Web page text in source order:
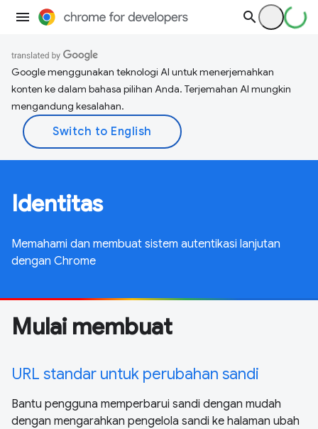
Google menggunakan teknologi AI untuk menerjemahkan
konten ke dalam bahasa pilihan Anda. Terjemahan AI mungkin
mengandung kesalahan.
Identitas
Memahami dan membuat sistem autentikasi lanjutan
dengan Chrome
Mulai membuat
URL standar untuk perubahan sandi
Bantu pengguna memperbarui sandi dengan mudah
dengan mengarahkan pengelola sandi ke halaman ubah